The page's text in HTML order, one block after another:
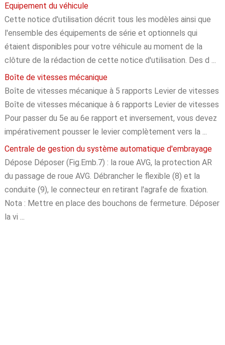
Equipement du véhicule
Cette notice d'utilisation décrit tous les modèles ainsi que
l'ensemble des équipements de série et optionnels qui
étaient disponibles pour votre véhicule au moment de la
clôture de la rédaction de cette notice d'utilisation. Des d ...
Boîte de vitesses mécanique
Boîte de vitesses mécanique à 5 rapports Levier de vitesses
Boîte de vitesses mécanique à 6 rapports Levier de vitesses
Pour passer du 5e au 6e rapport et inversement, vous devez
impérativement pousser le levier complètement vers la ...
Centrale de gestion du système automatique d'embrayage
Dépose Déposer (Fig.Emb.7) : la roue AVG, la protection AR
du passage de roue AVG. Débrancher le flexible (8) et la
conduite (9), le connecteur en retirant l'agrafe de fixation.
Nota : Mettre en place des bouchons de fermeture. Déposer
la vi ...